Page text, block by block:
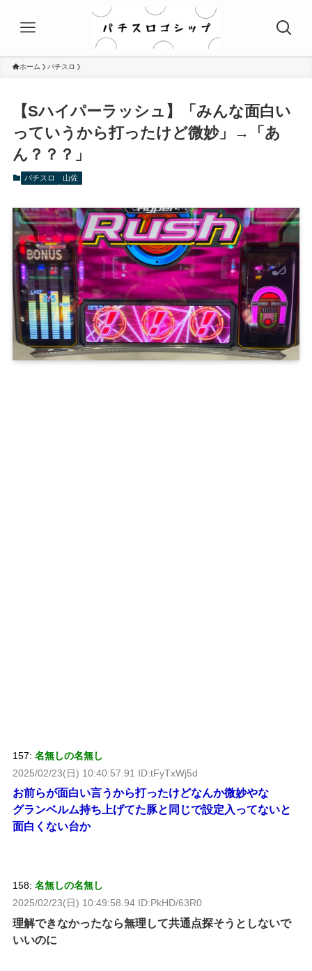
ホーム パチスロ
【Sハイパーラッシュ】「みんな面白い
っていうから打ったけど微妙」→「あ
ん？？？」
パチスロ 山佐
157: 名無しの名無し
2025/02/23(日) 10:40:57.91 ID:tFyTxWj5d
お前らが面白い言うから打ったけどなんか微妙やな
グランベルム持ち上げてた豚と同じで設定入ってないと
面白くない台か
158: 名無しの名無し
2025/02/23(日) 10:49:58.94 ID:PkHD/63R0
理解できなかったなら無理して共通点探そうとしないで
いいのに